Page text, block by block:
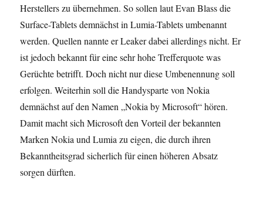
Herstellers zu übernehmen. So sollen laut Evan Blass die
Surface-Tablets demnächst in Lumia-Tablets umbenannt
werden. Quellen nannte er Leaker dabei allerdings nicht. Er
ist jedoch bekannt für eine sehr hohe Trefferquote was
Gerüchte betrifft. Doch nicht nur diese Umbenennung soll
erfolgen. Weiterhin soll die Handysparte von Nokia
demnächst auf den Namen „Nokia by Microsoft“ hören.
Damit macht sich Microsoft den Vorteil der bekannten
Marken Nokia und Lumia zu eigen, die durch ihren
Bekanntheitsgrad sicherlich für einen höheren Absatz
sorgen dürften.